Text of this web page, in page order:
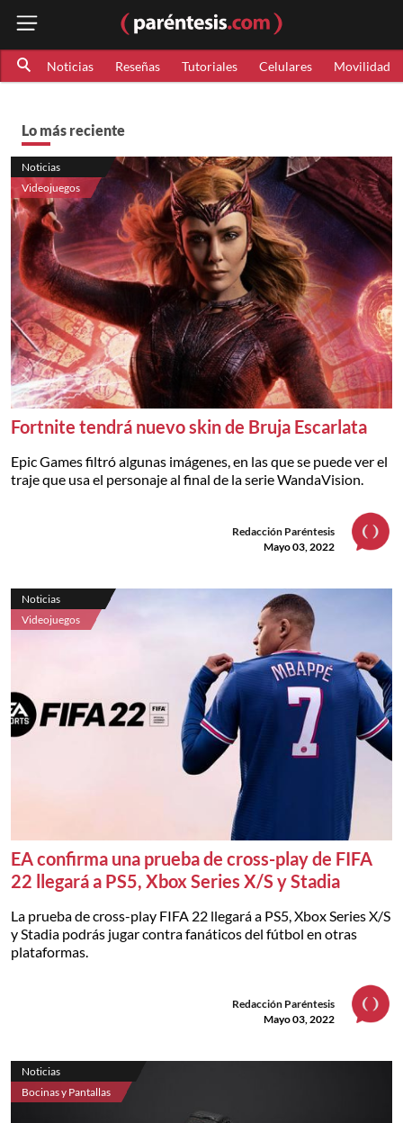
Noticias Reseñas Tutoriales Celulares Movilidad
Lo más reciente
Noticias
Videojuegos
Fortnite tendrá nuevo skin de Bruja Escarlata
Epic Games filtró algunas imágenes, en las que se puede ver el
traje que usa el personaje al final de la serie WandaVision.
Redacción Paréntesis
Mayo 03, 2022
Noticias
Videojuegos
EA confirma una prueba de cross-play de FIFA
22 llegará a PS5, Xbox Series X/S y Stadia
La prueba de cross-play FIFA 22 llegará a PS5, Xbox Series X/S
y Stadia podrás jugar contra fanáticos del fútbol en otras
plataformas.
Redacción Paréntesis
Mayo 03, 2022
Noticias
Bocinas y Pantallas